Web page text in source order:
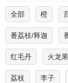
全部 橙
番荔枝/释迦
红毛丹 火龙果
荔枝 李子